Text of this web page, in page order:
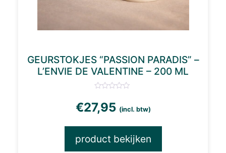
GEURSTOKJES “PASSION PARADIS” –
L’ENVIE DE VALENTINE – 200 ML
€27,95 (incl. btw)
product bekijken